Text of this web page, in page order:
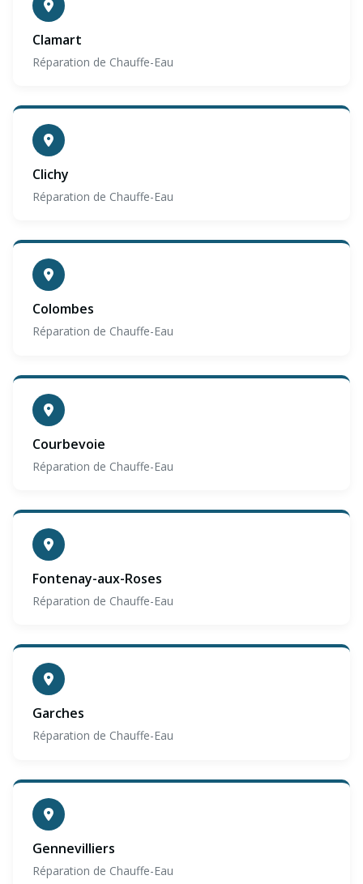
Clamart
Réparation de Chauffe-Eau
Clichy
Réparation de Chauffe-Eau
Colombes
Réparation de Chauffe-Eau
Courbevoie
Réparation de Chauffe-Eau
Fontenay-aux-Roses
Réparation de Chauffe-Eau
Garches
Réparation de Chauffe-Eau
Gennevilliers
Réparation de Chauffe-Eau